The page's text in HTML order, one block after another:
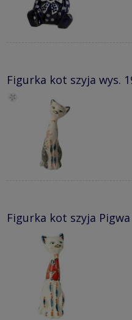
Figurka kot szyja wys.
Figurka kot szyja Pigwa